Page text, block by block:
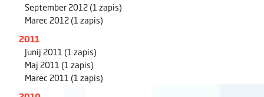
September 2012(1 zapis)
Marec 2012(1 zapis)
2011
Junij 2011 (1 zapis)
Maj 2011 (1 zapis)
Marec 2011 (1 zapis)